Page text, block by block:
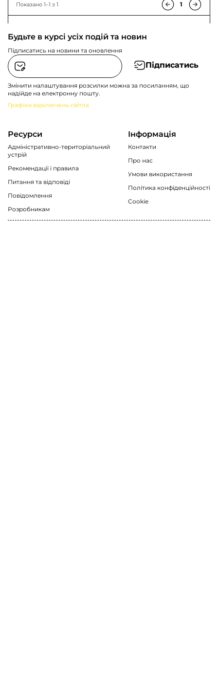
Показано 1–1 з 1 1
Будьте в курсі усіх подій та новин
Підписатись на новини та оновлення
Підписатись
Змінити налаштування розсилки можна за посиланням, що
надійде на електронну пошту.
Графіки відключень світла
Ресурси
Адміністративно-територіальний
устрій
Рекомендації i правила
Питання та відповіді
Повідомлення
Розробникам
Інформація
Контакти
Про нас
Умови використання
Політика конфіденційності
Cookie